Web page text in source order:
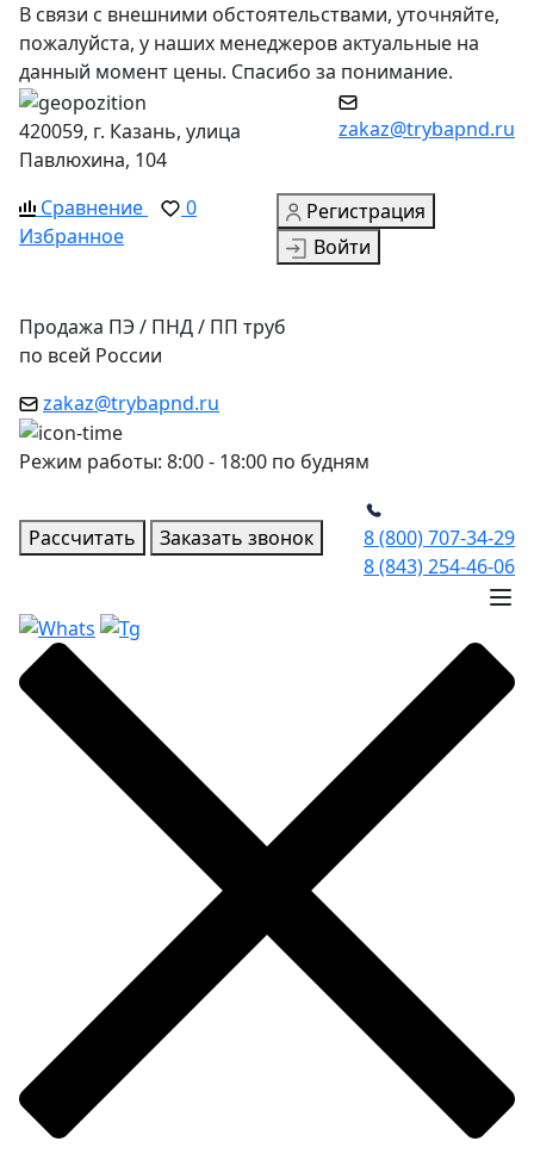
В связи с внешними обстоятельствами, уточняйте,
пожалуйста, у наших менеджеров актуальные на
данный момент цены. Спасибо за понимание.
420059, г. Казань, улица
Павлюхина, 104
zakaz@trybapnd.ru
Сравнение
0
Избранное
Регистрация
Войти
Продажа ПЭ / ПНД / ПП труб
по всей России
zakaz@trybapnd.ru
Режим работы: 8:00 - 18:00 по будням
Рассчитать Заказать звонок
8 (800) 707-34-29
8 (843) 254-46-06